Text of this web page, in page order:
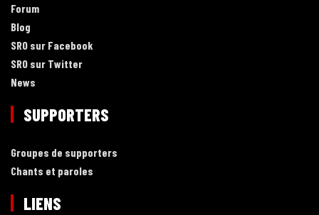
Forum
Blog
SRO sur Facebook
SRO sur Twitter
News
SUPPORTERS
Groupes de supporters
Chants et paroles
LIENS